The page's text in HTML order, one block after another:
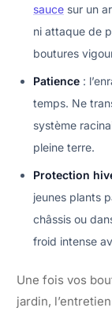
sauce sur un
ni attaque de
boutures
Patience :
temps. Ne
système
pleine terre.
Protection
jeunes plants
châssis ou
froid intense
Une fois vos
jardin,